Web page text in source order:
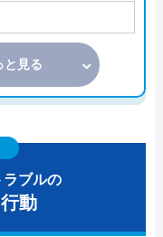
と見る
ラブルの
動